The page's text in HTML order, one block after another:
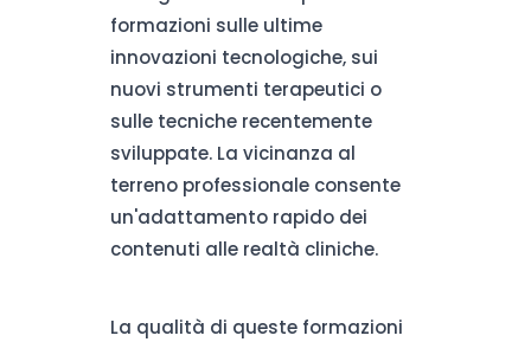
formazioni sulle ultime
innovazioni tecnologiche, sui
nuovi strumenti terapeutici o
sulle tecniche recentemente
sviluppate. La vicinanza al
terreno professionale consente
un'adattamento rapido dei
contenuti alle realtà cliniche.
La qualità di queste formazioni